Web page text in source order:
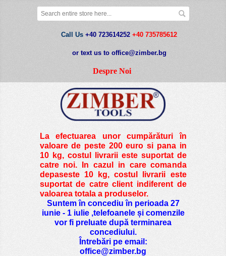
Call Us +40 723614252 +40 735785612
or text us to office@zimber.bg
Despre Noi
La efectuarea unor cumpărături în
valoare de peste200 euro si pana in
10 kg, costul livrarii este suportat de
catre noi. In cazul in care comanda
depaseste 10 kg, costul livrarii este
suportat de catre client indiferent de
valoarea totala a produselor.
Suntem în concediu în perioada 27
iunie - 1 iulie ,telefoanele și comenzile
vor fi preluate după terminarea
concediului.
Întrebări pe email:
office@zimber.bg